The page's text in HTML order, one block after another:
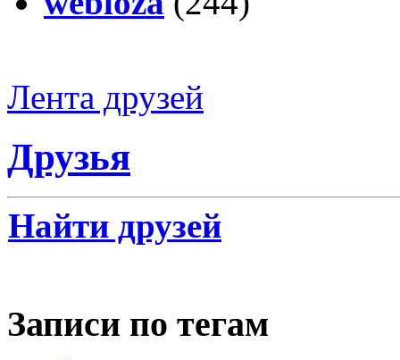
Лента друзей
Друзья
Найти друзей
Записи по тегам